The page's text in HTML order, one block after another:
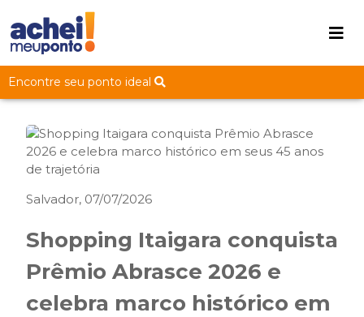
Encontre seu ponto ideal
Salvador, 07/07/2026
Shopping Itaigara conquista
Prêmio Abrasce 2026 e
celebra marco histórico em